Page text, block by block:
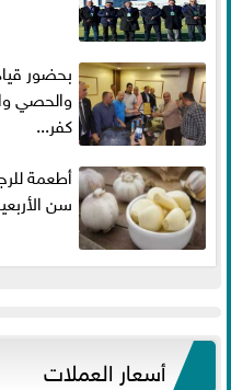
بحضور
والحصي
كفر...
أطعمة
سن
أسعار العملات